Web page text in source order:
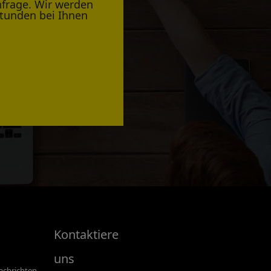
Wir werden
bei Ihnen
Kontaktiere
uns